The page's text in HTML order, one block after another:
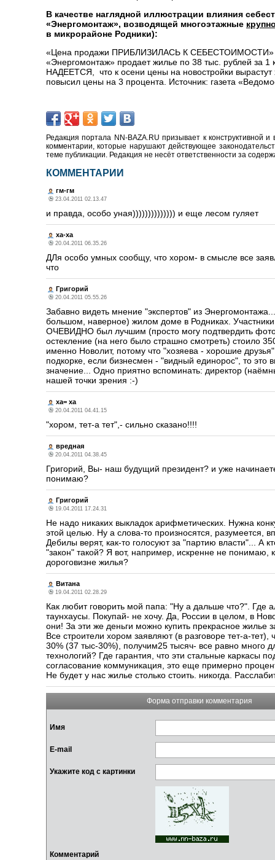
В качестве наглядной иллюстрации влияния
«Энергомонтаж», возводящей многоэтажные
в микрорайоне Родники):
«Цена продажи ПРИБЛИЗИЛАСЬ К СЕБЕСТОИМОСТИ» –
«Энергомонтаж» продает жилье по 38 тыс. рублей за
НАДЕЕТСЯ, что к осени цены на новостройки
повысил цены на 3 процента. Источник: газета
Редакция портала NN-BAZA.RU призывает к конструктивной
комментарии, которые нарушают действующее
теме публикации. Редакция не несёт ответственности за
КОММЕНТАРИИ
гм-гм
23.04.2011 02.13.47
и правда, особо уная)))))))))))))) и еще лесом гуляет
ха-ха
20.04.2011 06.35.26
ДЛя особо умных сообщу, что хором- в смысле все
что
Григорий
20.04.2011 05.55.26
Забавно видеть мнение "экспертов" из
большом, наверное) жилом доме в Родниках.
ОЧЕВИДНО был лучшим (просто могу подтвердить
остекление (на него было страшно смотреть) стоило
именно Новолит, потому что "хозяева - хорошие
подкорке, если бизнесмен - "видный единорос", то это
значение... Одно приятно вспоминать: директор
нашей точки зрения :-)
ха= ха
20.04.2011 04.41.15
"хором, тет-а тет",- сильно сказано!!!!
вредная
20.04.2011 04.38.45
Григорий, Вы- наш будущий президент? и уже
понимаю?
Григорий
19.04.2011 17.24.31
Не надо никаких выкладок арифметических. Нужна
этой целью. Ну а слова-то произносятся, разумеется,
Дебилы верят, как-то голосуют за "партию власти"... А
"закон" такой? Я вот, например, искренне не понимаю,
дороговизне жилья?
Витана
19.04.2011 02.28.29
Как любит говорить мой папа: "Ну а дальше что?". Где
таунхаусы. Покупай- не хочу. Да, России в целом, в
они! За эти же деньги можно купить прекрасное жилье
Все строители хором заявляют (в разговоре тет-а-
30% (37 тыс-30%), получим25 тысяч- все равно много
технологий? Где гарантия, что эти стальные каркасы
согласование коммуникация, это еще примерно
Не будет у нас жилье столько стоить. никогда.
Форма отправки комментария
Имя
E-mail
Укажите код с картинки
Комментарий